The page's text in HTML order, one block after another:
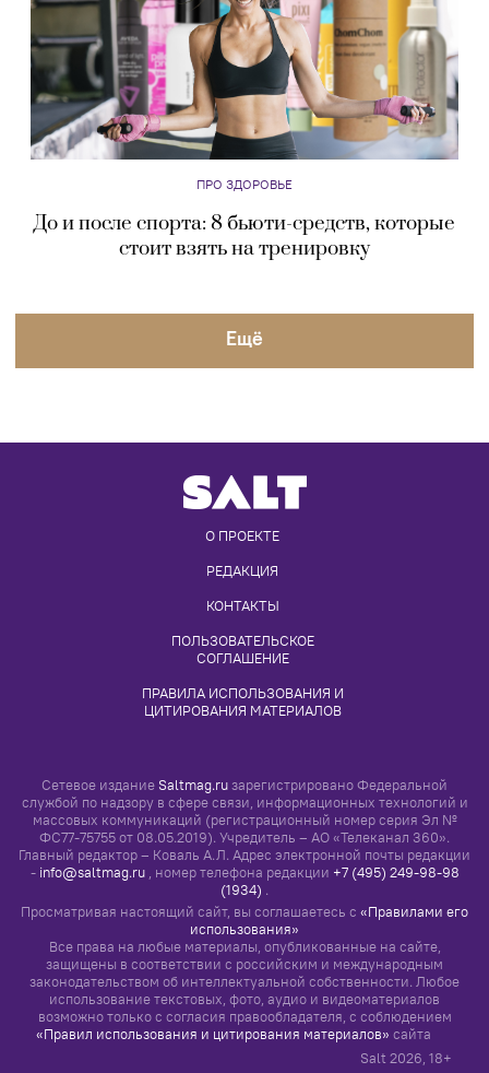
ПРО ЗДОРОВЬЕ
До и после спорта: 8 бьюти-средств, которые
стоит взять на тренировку
Eщё
О ПРОЕКТЕ
РЕДАКЦИЯ
КОНТАКТЫ
ПОЛЬЗОВАТЕЛЬСКОЕ
СОГЛАШЕНИЕ
ПРАВИЛА ИСПОЛЬЗОВАНИЯ И
ЦИТИРОВАНИЯ МАТЕРИАЛОВ
Сетевое издание Saltmag.ru зарегистрировано Федеральной
службой по надзору в сфере связи, информационных технологий и
массовых коммуникаций (регистрационный номер серия Эл №
ФС77-75755 от 08.05.2019). Учредитель – АО «Телеканал 360».
Главный редактор – Коваль А.Л. Адрес электронной почты редакции
- info@saltmag.ru, номер телефона редакции +7 (495) 249-98-98
(1934) .
Просматривая настоящий сайт, вы соглашаетесь с «Правилами его
использования»
Все права на любые материалы, опубликованные на сайте,
защищены в соответствии с российским и международным
законодательством об интеллектуальной собственности. Любое
использование текстовых, фото, аудио и видеоматериалов
возможно только с согласия правообладателя, с соблюдением
«Правил использования и цитирования материалов» сайта
Salt 2026 , 18+